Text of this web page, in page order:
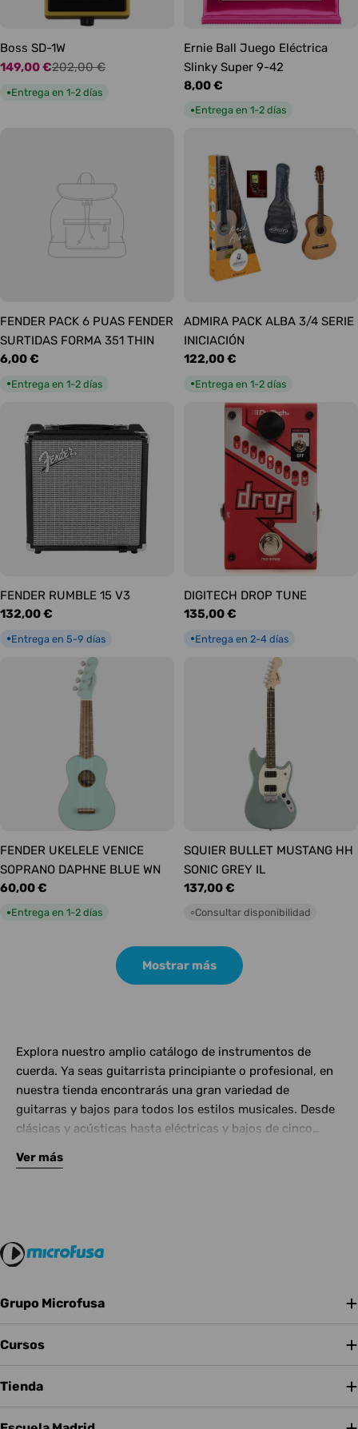
Boss SD-1W
Precio
de
149,00 €
Precio
habitual
202,00 €
●Entrega en 1-2 días
Ernie Ball Juego Eléctrica
Slinky Super 9-42
Precio
habitual
8,00 €
●Entrega en 1-2 días
FENDER PACK 6 PUAS FENDER
SURTIDAS FORMA 351 THIN
Precio
6,00 €
●Entrega en 1-2 días
ADMIRA PACK ALBA 3/4 SERIE
INICIACIÓN
Precio
122,00 €
●Entrega en 1-2 días
FENDER RUMBLE 15 V3
Precio
132,00 €
●Entrega en 5-9 días
DIGITECH DROP TUNE
Precio
135,00 €
●Entrega en 2-4 días
FENDER UKELELE VENICE
SOPRANO DAPHNE BLUE WN
Precio
habitual
60,00 €
●Entrega en 1-2 días
SQUIER BULLET MUSTANG HH
SONIC GREY IL
Precio
habitual
137,00 €
○Consultar disponibilidad
Mostrar más
Explora nuestro amplio catálogo de instrumentos de
cuerda. Ya seas guitarrista principiante o profesional, en
nuestra tienda encontrarás una gran variedad de
guitarras y bajos para todos los estilos musicales. Desde
clásicas y acústicas hasta eléctricas y bajos de cinco
Complementa tu instrumento con amplificadores de
Ver más
Grupo Microfusa
Cursos
Tienda